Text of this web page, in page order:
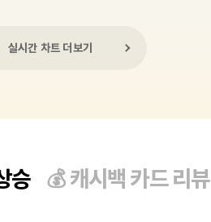
실시간 차트 더보기
승 💰캐시백 카드 리뷰